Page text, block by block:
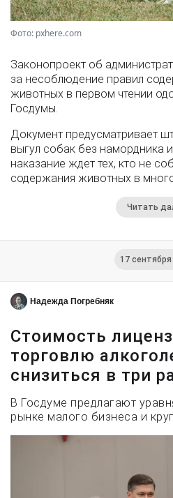
Фото: pxhere.com
Законопроект об
за несоблюдение правил
животных в первом чтении
Госдумы.
Документ предусматривает
выгул собак без намордника
наказание ждет тех, кто не
содержания животных в
Читать
17 сентября
Надежда Погребняк
Стоимость
торговлю
снизиться в три
В Госдуме предлагают
рынке малого бизнеса и